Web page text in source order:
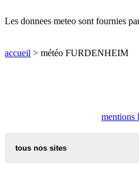
Les donnees meteo sont fournies
accueil > météo FURDENHEIM
mentions
tous nos sites